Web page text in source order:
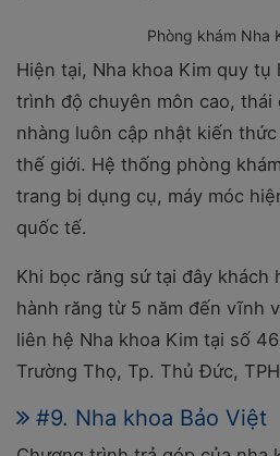
Phòng khám Nha
Hiện tại, Nha khoa Kim quy tụ
trình độ chuyên môn cao, thái
nhàng luôn cập nhật kiến
thế giới. Hệ thống phòng
trang bị dụng cụ, máy móc
quốc tế.
Khi bọc răng sứ tại đây khách
hành răng từ 5 năm đến vĩnh
liên hệ Nha khoa Kim tại số
Trường Thọ, Tp. Thủ Đức,
#9. Nha khoa Bảo Việt